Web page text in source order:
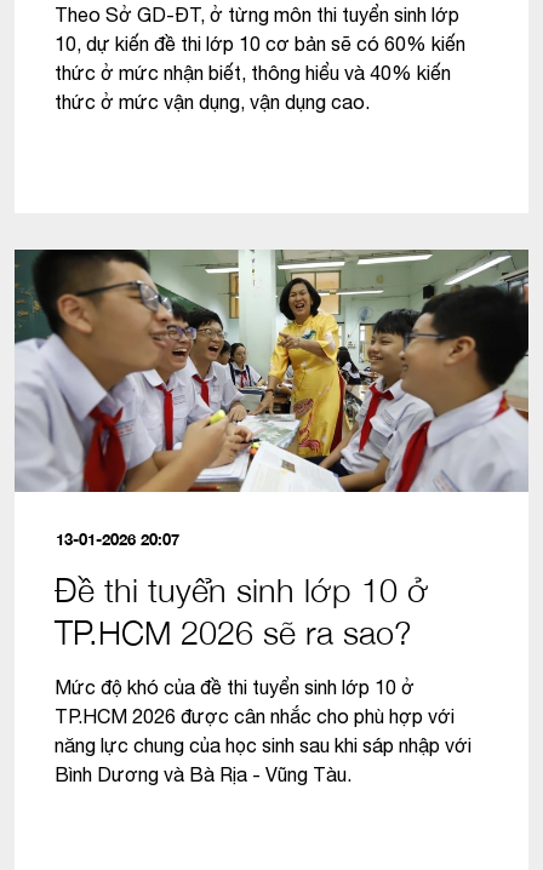
Theo Sở GD-ĐT, ở từng môn thi tuyển sinh lớp
10, dự kiến đề thi lớp 10 cơ bản sẽ có 60% kiến
thức ở mức nhận biết, thông hiểu và 40% kiến
thức ở mức vận dụng, vận dụng cao.
13-01-2026 20:07
Đề thi tuyển sinh lớp 10 ở
TP.HCM 2026 sẽ ra sao?
Mức độ khó của đề thi tuyển sinh lớp 10 ở
TP.HCM 2026 được cân nhắc cho phù hợp với
năng lực chung của học sinh sau khi sáp nhập với
Bình Dương và Bà Rịa - Vũng Tàu.